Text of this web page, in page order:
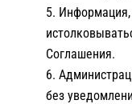
Соглашения.
без